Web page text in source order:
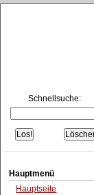
Schnellsuche:
Hauptmenü
Hauptseite